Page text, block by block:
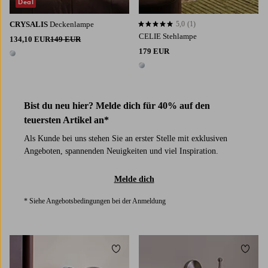
CRYSALIS Deckenlampe
134,10 EUR149 EUR
1 Farbe
Deal
CELIE Stehlampe
179 EUR
1 Farbe
5,0 basierend auf 1 Bewertungen
5,0 (1)
Bist du neu hier? Melde dich für 40% auf den
teuersten Artikel an*
Als Kunde bei uns stehen Sie an erster Stelle mit exklusiven
Angeboten, spannenden Neuigkeiten und viel Inspiration.
Melde dich
* Siehe Angebotsbedingungen bei der Anmeldung
Zu Favoriten hinzufügen Zu